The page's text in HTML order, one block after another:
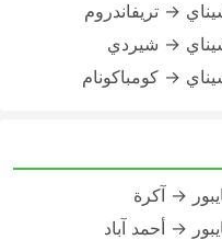
→ تريفاندروم
→ شيردي
→ كومباكونام
→ آكرة
→ أحمد آباد